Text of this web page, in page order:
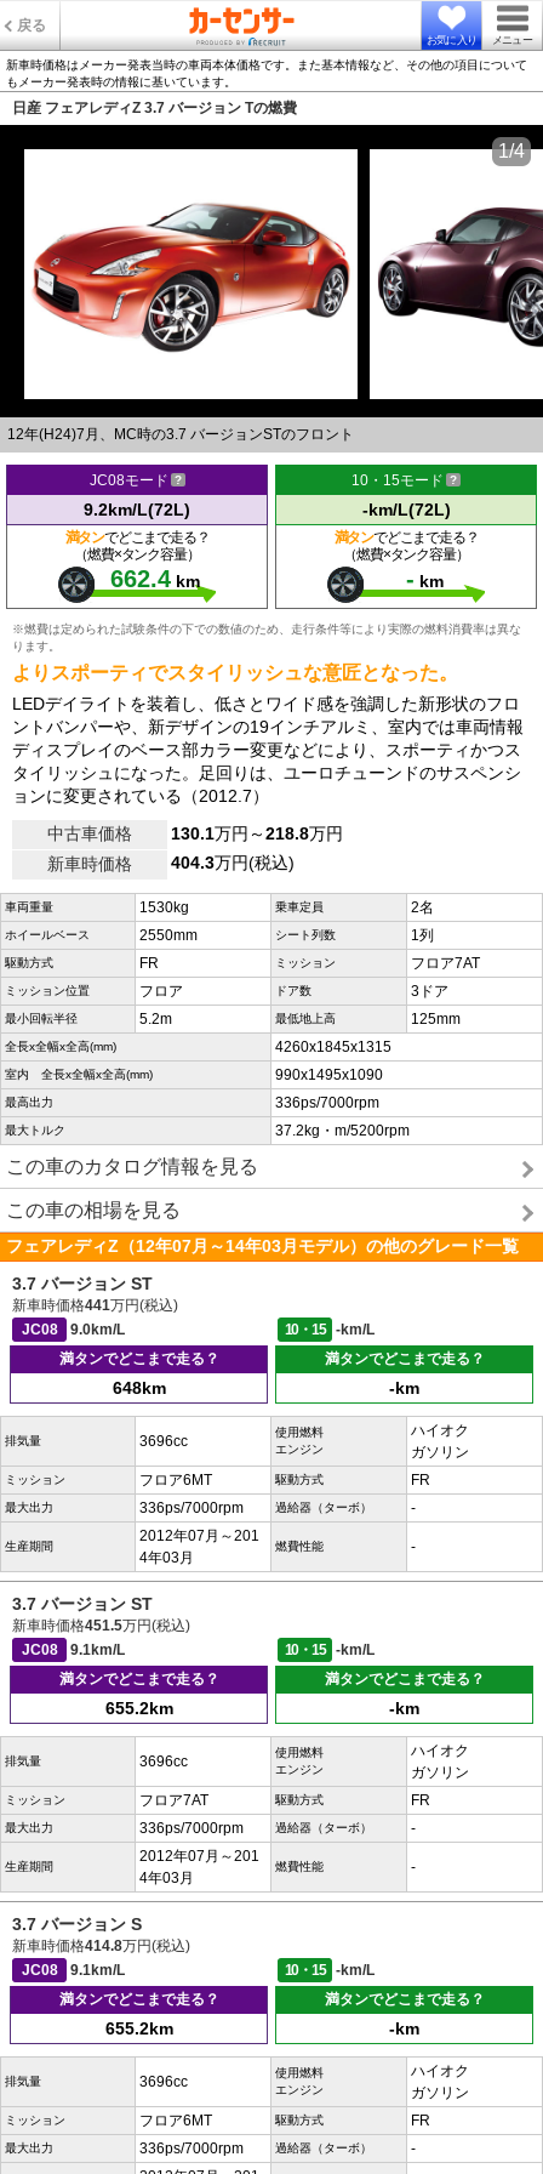
戻る
お気に入り メニュー
新車時価格はメーカー発表当時の車両本体価格です。また基本情報など、その他の項目について
もメーカー発表時の情報に基いています。
日産 フェアレディZ 3.7 バージョン Tの燃費
12年(H24)7月、MC時の3.7 バージョンSTのフロント
1/4
JC08モード
9.2km/L(72L)
満タンでどこまで走る？
（燃費×タンク容量）
662.4 km
10・15モード
-km/L(72L)
満タンでどこまで走る？
（燃費×タンク容量）
- km
※燃費は定められた試験条件の下での数値のため、走行条件等により実際の燃料消費率は異な
ります。
よりスポーティでスタイリッシュな意匠となった。
LEDデイライトを装着し、低さとワイド感を強調した新形状のフロ
ントバンパーや、新デザインの19インチアルミ、室内では車両情報
ディスプレイのベース部カラー変更などにより、スポーティかつス
タイリッシュになった。足回りは、ユーロチューンドのサスペンシ
ョンに変更されている（2012.7）
中古車価格
130.1万円～218.8万円
新車時価格
404.3万円(税込)
車両重量 1530kg 乗車定員 2名
ホイールベース 2550mm シート列数 1列
駆動方式 FR ミッション フロア7AT
ミッション位置 フロア ドア数 3ドア
最小回転半径 5.2m 最低地上高 125mm
全長x全幅x全高(mm) 4260x1845x1315
室内 全長x全幅x全高(mm) 990x1495x1090
最高出力 336ps/7000rpm
最大トルク 37.2kg・m/5200rpm
この車のカタログ情報を見る
この車の相場を見る
フェアレディZ（12年07月～14年03月モデル）の他のグレード一覧
3.7 バージョン ST
新車時価格441万円(税込)
JC08
9.0km/L 10・15
-km/L
満タンでどこまで走る？
648km
満タンでどこまで走る？
-km
排気量 3696cc
使用燃料
エンジン
ハイオク
ガソリン
ミッション フロア6MT 駆動方式 FR
最大出力 336ps/7000rpm 過給器（ターボ） -
生産期間
2012年07月～201
4年03月
燃費性能 -
3.7 バージョン ST
新車時価格451.5万円(税込)
JC08
9.1km/L 10・15
-km/L
満タンでどこまで走る？
655.2km
満タンでどこまで走る？
-km
排気量 3696cc
使用燃料
エンジン
ハイオク
ガソリン
ミッション フロア7AT 駆動方式 FR
最大出力 336ps/7000rpm 過給器（ターボ） -
生産期間
2012年07月～201
4年03月
燃費性能 -
3.7 バージョン S
新車時価格414.8万円(税込)
JC08
9.1km/L 10・15
-km/L
満タンでどこまで走る？
655.2km
満タンでどこまで走る？
-km
排気量 3696cc
使用燃料
エンジン
ハイオク
ガソリン
ミッション フロア6MT 駆動方式 FR
最大出力 336ps/7000rpm 過給器（ターボ）
-